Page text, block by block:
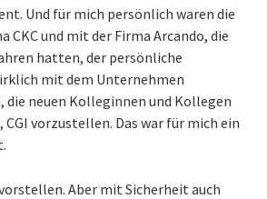
Und für mich persönlich waren die
CKC und mit der Firma Arcando, die
hatten, der persönliche
mit dem Unternehmen
die neuen Kolleginnen und Kollegen
vorzustellen. Das war für mich ein
Aber mit Sicherheit auch